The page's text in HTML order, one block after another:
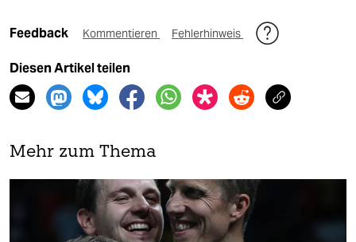
Feedback Kommentieren Fehlerhinweis
Diesen Artikel teilen
Mehr zum Thema